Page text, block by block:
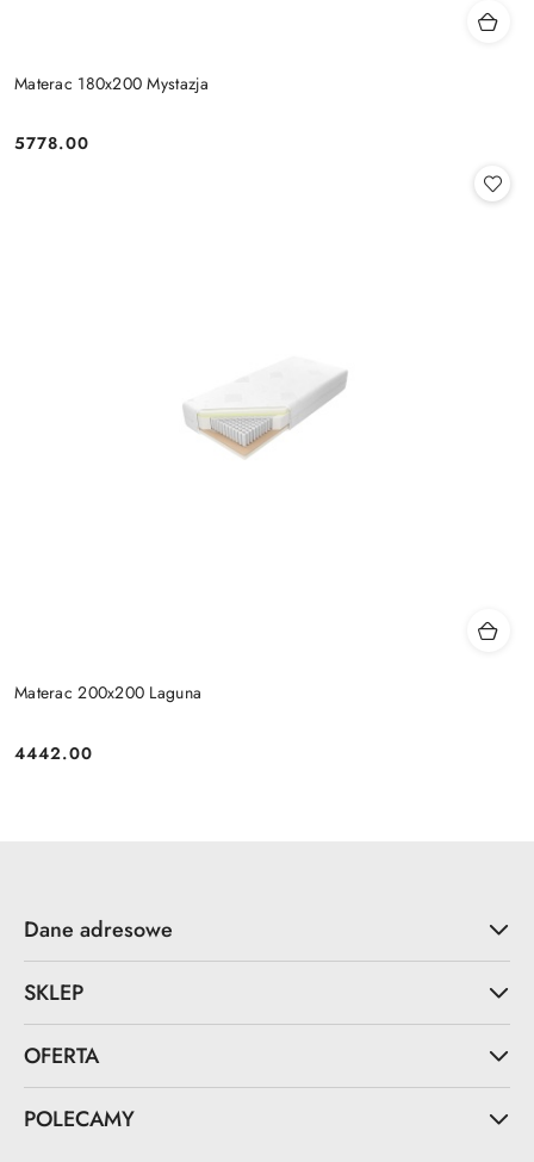
Materac 180x200 Mystazja
Cena:
5778.00
Materac 200x200 Laguna
Cena:
4442.00
Dane adresowe
SKLEP
OFERTA
POLECAMY